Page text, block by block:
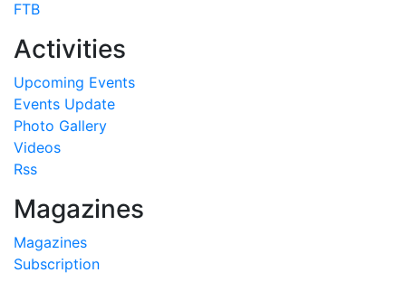
FTB
Activities
Upcoming Events
Events Update
Photo Gallery
Videos
Rss
Magazines
Magazines
Subscription